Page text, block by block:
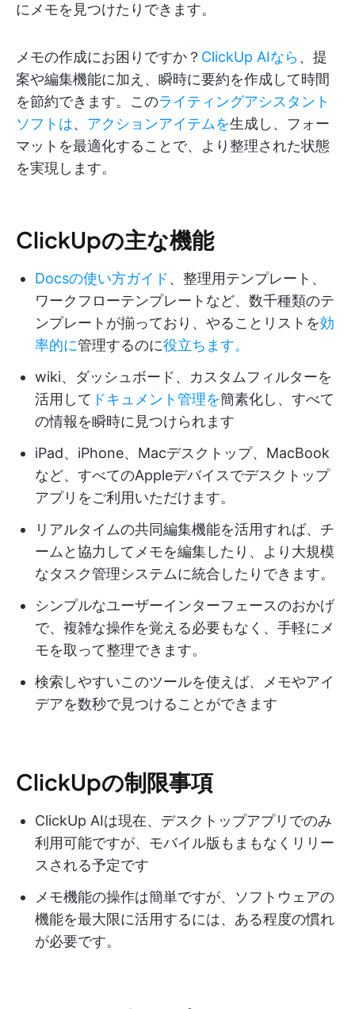
にメモを見つけたりできます。
メモの作成にお困りですか？ ClickUp AIなら、提
案や編集機能に加え、瞬時に要約を作成して時間
を節約できます。このライティングアシスタント
ソフトは、 アクションアイテムを生成し、フォー
マットを最適化することで、より整理された状態
を実現します。
ClickUpの主な機能
Docsの使い方ガイド、整理用テンプレート、
ワークフローテンプレートなど、数千種類のテ
ンプレートが揃っており、やることリストを効
率的に管理するのに役立ちます。
wiki、ダッシュボード、カスタムフィルターを
活用して ドキュメント管理を簡素化し、すべて
の情報を瞬時に見つけられます
iPad、iPhone、Macデスクトップ、MacBook
など、すべてのAppleデバイスでデスクトップ
アプリをご利用いただけます。
リアルタイムの共同編集機能を活用すれば、チ
ームと協力してメモを編集したり、より大規模
なタスク管理システムに統合したりできます。
シンプルなユーザーインターフェースのおかげ
で、複雑な操作を覚える必要もなく、手軽にメ
モを取って整理できます。
検索しやすいこのツールを使えば、メモやアイ
デアを数秒で見つけることができます
ClickUpの制限事項
ClickUp AIは現在、デスクトップアプリでのみ
利用可能ですが、モバイル版もまもなくリリー
スされる予定です
メモ機能の操作は簡単ですが、ソフトウェアの
機能を最大限に活用するには、ある程度の慣れ
が必要です。